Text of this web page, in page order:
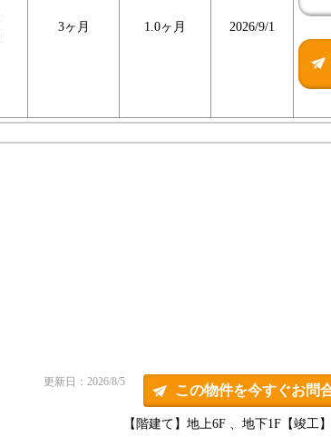
3ヶ月 1.0ヶ月 2026/9/1
更新日：2026/8/5
この物件を今すぐお問
【竣工
【階建て】地上6F 、地下1F